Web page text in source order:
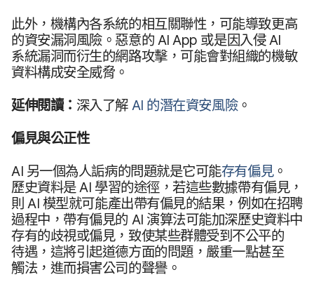
此外，​機構​內​各​系統​的​相互​關​聯性，​可能​導致​更​高​
的​資安​漏​洞風險。​惡意​的 AI App 或​是​因入​侵AI
系統​漏洞​而​衍生​的​網路​攻擊，​可能​會​對​組織​的​機敏​
資料構成​安全​威脅。
延伸​閱讀： 深入​了​解 AI 的​潛在​資安風險。
偏見​與​公正性
AI 另​一​個​為​人詬病​的​問題​就是​它​可能存有​偏見。​
歷史​資料​是AI 學習​的​途徑，​若​這些​數據​帶有​偏見，​
則 AI 模型​就​可能​產出​帶有​偏見​的​結果，​例如​在​招聘​
過程​中，​帶有​偏見​的 AI 演算法​可能​加深​歷史​資料​中​
存有​的​歧視​或​偏見，​致使​某些​群體​受到​不​公平​的​
待遇，​這​將​引起​道德​方面​的​問題，​嚴重​一點甚至​
觸法，​進而​損害​公司​的​聲譽。